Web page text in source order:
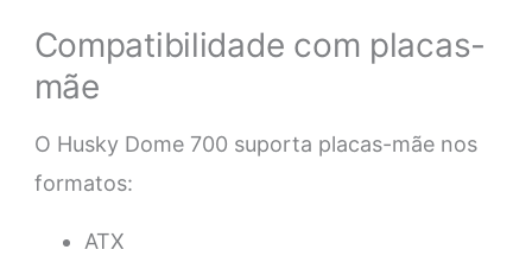
Compatibilidade com placas-
mãe
O Husky Dome 700 suporta placas-mãe nos
formatos:
ATX